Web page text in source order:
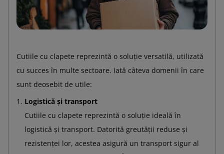
Cutiile cu clapete reprezintă o soluție versatilă, utilizată
cu succes în multe sectoare. Iată câteva domenii în care
sunt deosebit de utile:
Logistică și transport
Cutiile cu clapete reprezintă o soluție ideală în
logistică și transport. Datorită greutății reduse și
rezistenței lor, acestea asigură un transport sigur al